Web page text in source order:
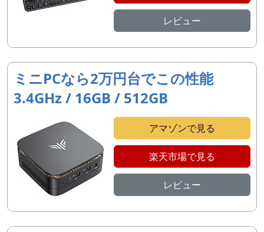
レビュー
ミニPCなら2万円台でこの性能
3.4GHz / 16GB / 512GB
アマゾンで見る
楽天市場で見る
レビュー